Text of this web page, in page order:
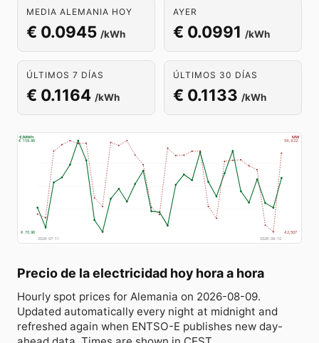
MEDIA ALEMANIA HOY
€ 0.0945 /kWh
AYER
€ 0.0991 /kWh
ÚLTIMOS 7 DÍAS
€ 0.1164 /kWh
ÚLTIMOS 30 DÍAS
€ 0.1133 /kWh
€ 159.86
€ 70.96
€/MWh
54,422
42,507
MW
2026-07-11 2026-08-10
Precio de la electricidad hoy hora a hora
Hourly spot prices for Alemania on 2026-08-09.
Updated automatically every night at midnight and
refreshed again when ENTSO-E publishes new day-